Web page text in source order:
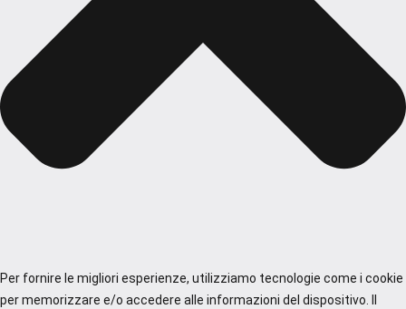
Per fornire le migliori esperienze, utilizziamo tecnologie come i cookie
per memorizzare e/o accedere alle informazioni del dispositivo. Il